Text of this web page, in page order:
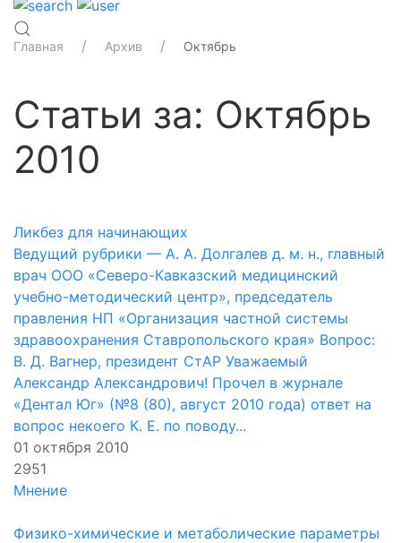
Главная Архив Октябрь
Статьи за: Октябрь
2010
Ликбез для начинающих
Ведущий рубрики — А. А. Долгалев д. м. н., главный
врач ООО «Северо-Кавказский медицинский
учебно-методический центр», председатель
правления НП «Организация частной системы
здравоохранения Ставропольского края» Вопрос:
В. Д. Вагнер, президент СтАР Уважаемый
Александр Александрович! Прочел в журнале
«Дентал Юг» (№8 (80), август 2010 года) ответ на
вопрос некоего К. Е. по поводу...
01 октября 2010
2951
Мнение
Физико-химические и метаболические параметры